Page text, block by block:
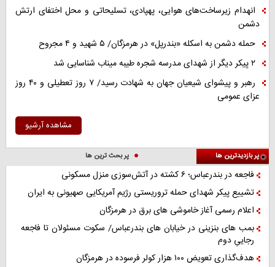
انهدام زیرساخت‌های هوایی، پهپادی، تسلیحاتی و محل اختفای ارتش
دشمن
حمله دشمن به اسکله «بندرپل» در هرمزگان/ ۵ شهید و ۴ مجروح
۲ پیکر دیگر از شهدای مدرسه شجره طیبه میناب شناسایی شد
رهبر و پیشوای شیعیان جهان به شهادت رسید/ ۷ روز تعطیلی و ۴۰ روز
عزای عمومی
مشاهده آرشیو
پر بازدیدترین ها پر بحث ترین ها
فاجعه در بندرعباس؛ ۶ کشته در آتش‌سوزی منزل مسکونی
تشییع پیکر شهدای حمله تروریستی رژیم آمریکایی صهیونی به ایران
اعلام رسمی آغاز خاموشی های برق در هرمزگان
بمب های بنزینی در خیابان های بندرعباس/ سکوت مسئولان تا فاجعه
رجاییِ دوم
هدف‌گذاری تعویض ۱۰۰ هزار کولر فرسوده در هرمزگان